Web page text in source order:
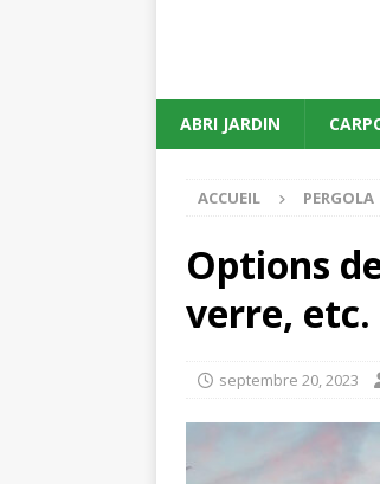
ABRI JARDIN
ACCUEIL PERGOLA
Options
verre, etc.
septembre 20, 2023